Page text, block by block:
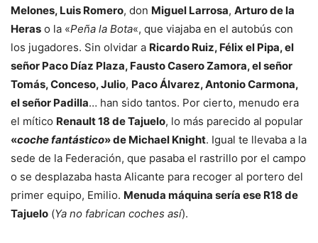
Melones, Luis Romero, don Miguel Larrosa, Arturo de la
Heras o la «Peña la Bota«, que viajaba en el autobús con
los jugadores. Sin olvidar a Ricardo Ruiz, Félix el Pipa, el
señor Paco Díaz Plaza, Fausto Casero Zamora, el señor
Tomás, Conceso, Julio, Paco Álvarez, Antonio Carmona,
el señor Padilla… han sido tantos. Por cierto, menudo era
el mítico Renault 18 de Tajuelo, lo más parecido al popular
«coche fantástico» de Michael Knight. Igual te llevaba a la
sede de la Federación, que pasaba el rastrillo por el campo
o se desplazaba hasta Alicante para recoger al portero del
primer equipo, Emilio. Menuda máquina sería ese R18 de
Tajuelo (Ya no fabrican coches así).